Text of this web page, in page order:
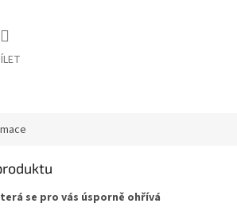
se pro vás úsporně ohřívá